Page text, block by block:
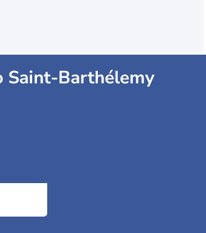
Saint-Barthélemy